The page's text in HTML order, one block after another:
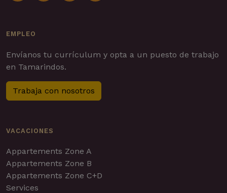
EMPLEO
Envíanos tu currículum y opta a un puesto de trabajo
en Tamarindos.
Trabaja con nosotros
VACACIONES
Appartements Zone A
Appartements Zone B
Appartements Zone C+D
Services